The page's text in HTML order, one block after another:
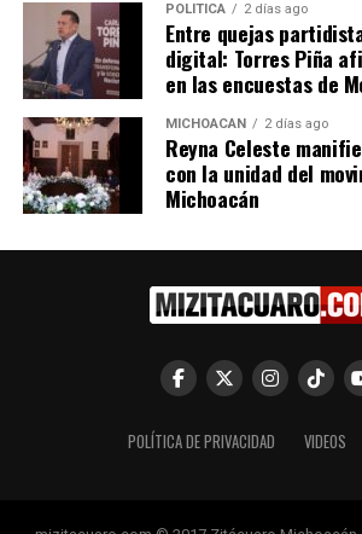
3 panistas aspiran la alcaldía
de Zitácuaro
7 enero, 2015
En "Elecciones Michoacán
2015"
Congreso de Michoacán aprueba
de Fiscalización 2025
Debaten reformas a la Ley de
POLÍTICA 2 días ago
Entre quejas
digital: Torres Piña
en las encuestas de
MICHOACÁN 2 días ago
Reyna Celeste
con la unidad del
Michoacán
POLÍTICA DE PRIVACIDAD VIDEOS